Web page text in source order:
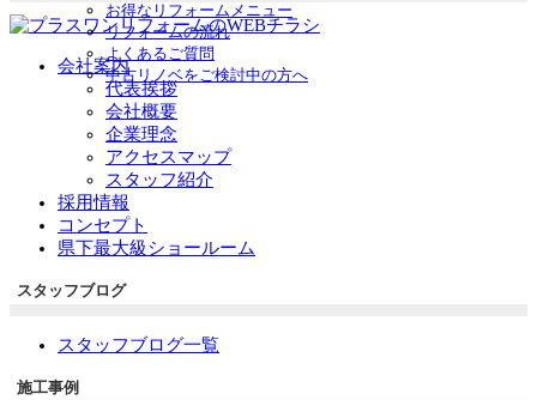
お得なリフォームメニュー
リフォームの流れ
よくあるご質問
中古リノベをご検討中の方へ
会社案内
代表挨拶
会社概要
企業理念
アクセスマップ
スタッフ紹介
採用情報
コンセプト
県下最大級ショールーム
スタッフブログ
スタッフブログ一覧
施工事例